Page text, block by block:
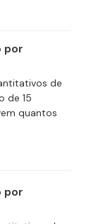
por
de
de 15
quantos
por